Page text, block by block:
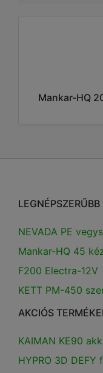
Mankar-HQ
NEVADA PE
Mankar-HQ 45
F200 Electra-12V
KETT PM-450
AKCIÓS
KAIMAN KE90
HYPRO 3D DEFY